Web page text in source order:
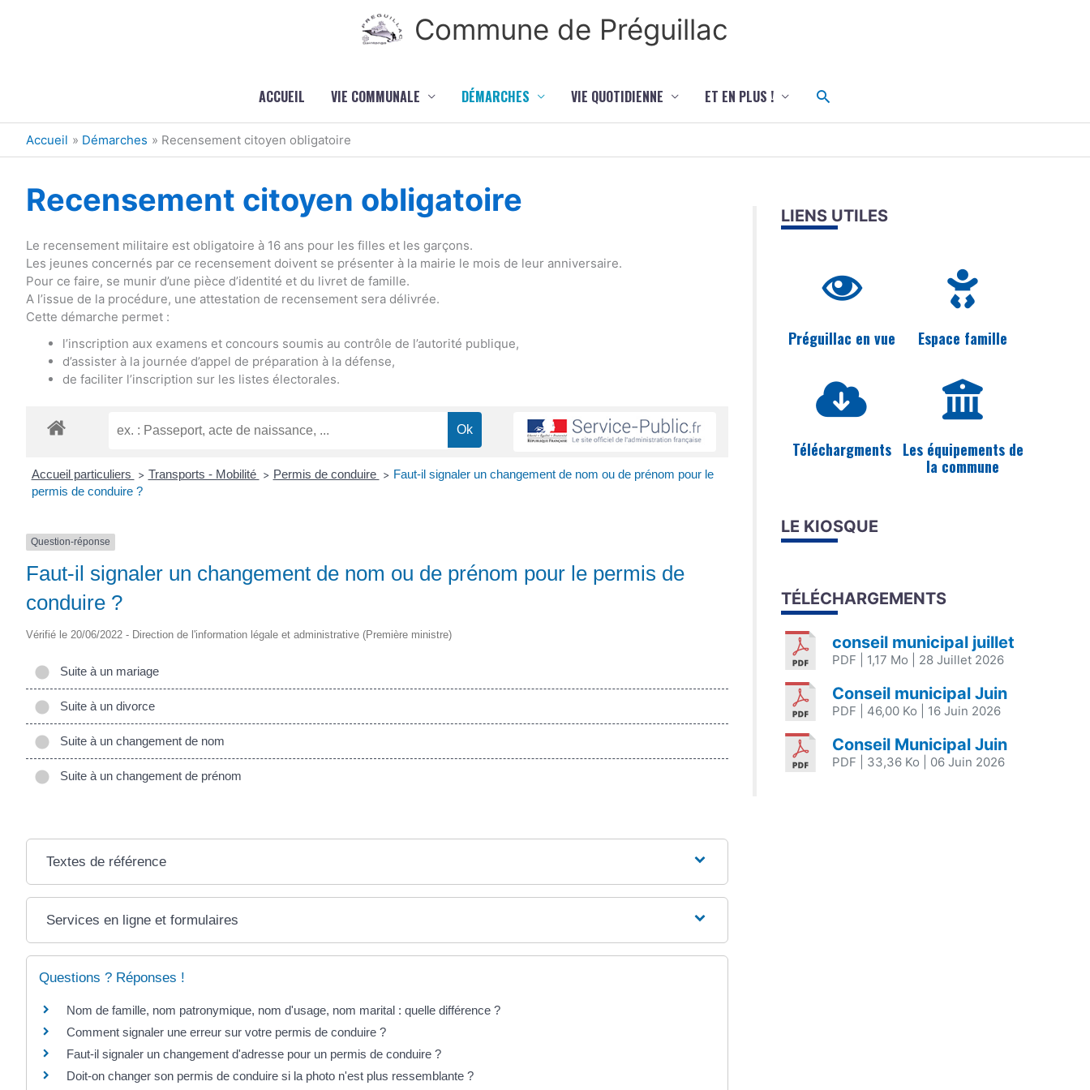
Commune de Préguillac
ACCUEIL VIE COMMUNALE DÉMARCHES VIE QUOTIDIENNE ET EN PLUS ! Rechercher
Accueil Démarches Recensement citoyen obligatoire
Recensement citoyen obligatoire
Le recensement militaire est obligatoire à 16 ans pour les filles et les garçons.
Les jeunes concernés par ce recensement doivent se présenter à la mairie le mois de leur anniversaire.
Pour ce faire, se munir d’une pièce d’identité et du livret de famille.
A l’issue de la procédure, une attestation de recensement sera délivrée.
Cette démarche permet :
l’inscription aux examens et concours soumis au contrôle de l’autorité publique,
d’assister à la journée d’appel de préparation à la défense,
de faciliter l’inscription sur les listes électorales.
Accueil particuliers > Transports - Mobilité > Permis de conduire > Faut-il signaler un changement de nom ou de prénom pour le
permis de conduire ?
Question-réponse
Faut-il signaler un changement de nom ou de prénom pour le permis de
conduire ?
Vérifié le 20/06/2022 - Direction de l'information légale et administrative (Première ministre)
Suite à un mariage
Suite à un divorce
Suite à un changement de nom
Suite à un changement de prénom
Textes de référence
Services en ligne et formulaires
Questions ? Réponses !
Nom de famille, nom patronymique, nom d'usage, nom marital : quelle différence ?
Comment signaler une erreur sur votre permis de conduire ?
Faut-il signaler un changement d'adresse pour un permis de conduire ?
Doit-on changer son permis de conduire si la photo n'est plus ressemblante ?
LIENS UTILES
Préguillac en vue Espace famille
Téléchargments Les équipements de
la commune
LE KIOSQUE
TÉLÉCHARGEMENTS
conseil municipal juillet
PDF | 1,17 Mo | 28 Juillet 2026
Conseil municipal Juin
PDF | 46,00 Ko | 16 Juin 2026
Conseil Municipal Juin
PDF | 33,36 Ko | 06 Juin 2026